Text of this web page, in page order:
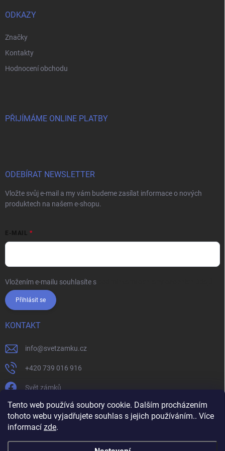
Tento web používá soubory cookie. Dalším procházením
tohoto webu vyjadřujete souhlas s jejich používáním.. Více
informací zde.
ODKAZY
Značky
Kontakty
Hodnocení obchodu
PŘIJÍMÁME ONLINE PLATBY
ODEBÍRAT NEWSLETTER
Vložte svůj e-mail a my vám budeme zasílat informace o nových
produktech na našem e-shopu.
E-MAIL
Vložením e-mailu souhlasíte s
Přihlásit se
KONTAKT
info@svetzamku.cz
+420 739 016 916
Svět zámků
svetzamku.cz
Jak nakupovat
Podmínky ochrany osobních údajů